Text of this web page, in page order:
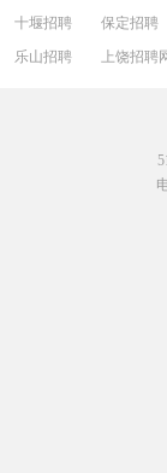
十堰招聘
保定招聘
乐山招聘
上饶招聘